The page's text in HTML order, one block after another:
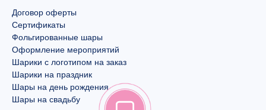
Договор оферты
Сертификаты
Фольгированные шары
Оформление мероприятий
Шарики с логотипом на заказ
Шарики на праздник
Шары на день рождения
Шары на свадьбу